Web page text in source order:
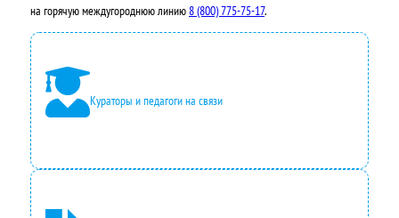
на горячую междугороднюю линию8 (800) 775-75-17.
Кураторы и педагоги на связи